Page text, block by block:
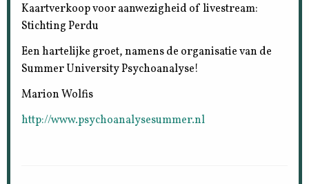
Kaartverkoop voor aanwezigheid of livestream:
Stichting Perdu
Een hartelijke groet, namens de organisatie van de
Summer University Psychoanalyse!
Marion Wolfis
http://www.psychoanalysesummer.nl